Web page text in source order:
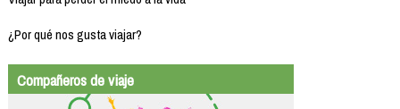
¿Por qué nos gusta viajar?
Compañeros de viaje